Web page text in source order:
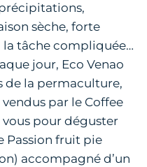
sèche, forte
tâche compliquée…
jour, Eco Venao
de la permaculture,
par le Coffee
vous pour déguster
Passion fruit pie
accompagné d’un